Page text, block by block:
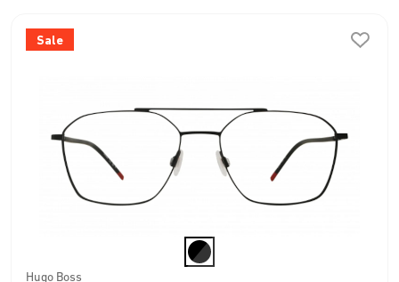
Sale
Hugo Boss